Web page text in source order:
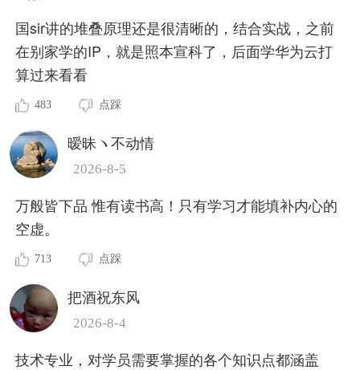
国sir讲的堆叠原理还是很清晰的，结合实战，之前
在别家学的IP，就是照本宣科了，后面学华为云打
算过来看看
483 点踩
暧昧ヽ不动情
2026-8-5
万般皆下品 惟有读书高！只有学习才能填补内心的
空虚。
713 点踩
把酒祝东风
2026-8-4
技术专业，对学员需要掌握的各个知识点都涵盖